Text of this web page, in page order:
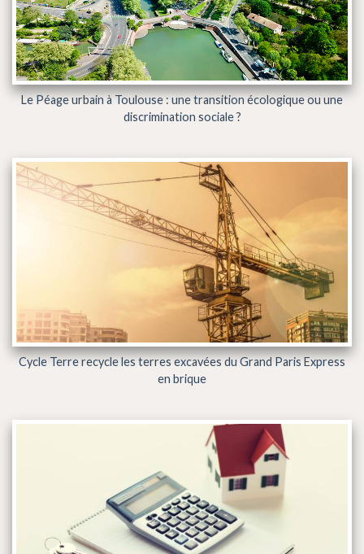
Le Péage urbain à Toulouse : une transition écologique ou une
discrimination sociale ?
Cycle Terre recycle les terres excavées du Grand Paris Express
en brique